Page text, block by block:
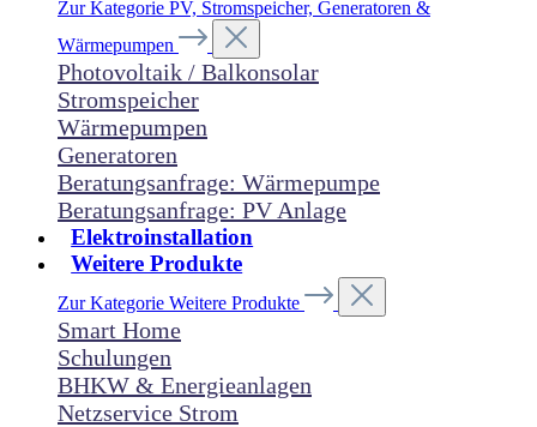
Zur Kategorie PV, Stromspeicher, Generatoren &
Wärmepumpen
Photovoltaik / Balkonsolar
Stromspeicher
Wärmepumpen
Generatoren
Beratungsanfrage: Wärmepumpe
Beratungsanfrage: PV Anlage
Elektroinstallation
Weitere Produkte
Zur Kategorie Weitere Produkte
Smart Home
Schulungen
BHKW & Energieanlagen
Netzservice Strom